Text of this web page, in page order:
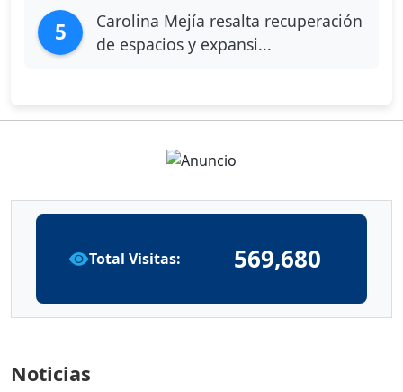
5
Carolina Mejía resalta recuperación
de espacios y expansi...
Total Visitas: 569,680
Noticias